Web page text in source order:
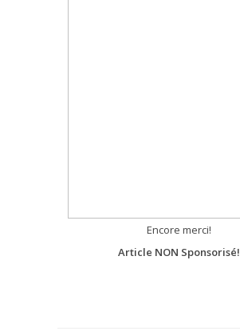
Encore merci!
Article NON Sponsorisé!